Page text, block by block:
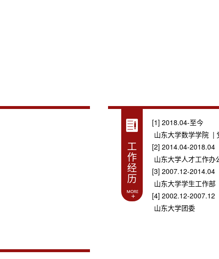
工
作
经
历
[1] 2018.04-至今
山东大学数学学院 |
[2] 2014.04-2018.04
山东大学人才工作
[3] 2007.12-2014.04
山东大学学生工作
[4] 2002.12-2007.12
山东大学团委